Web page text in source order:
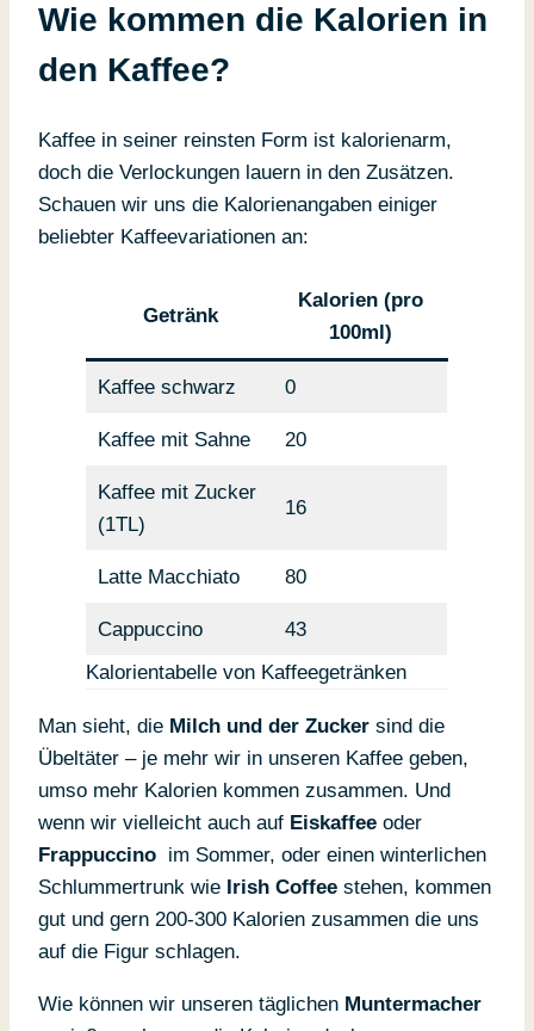
Wie kommen die Kalorien in
den Kaffee?
Kaffee in seiner reinsten Form ist kalorienarm,
doch die Verlockungen lauern in den Zusätzen.
Schauen wir uns die Kalorienangaben einiger
beliebter Kaffeevariationen an:
Getränk
Kalorien (pro
100ml)
Kaffee schwarz 0
Kaffee mit Sahne 20
Kaffee mit Zucker
(1TL)
16
Latte Macchiato 80
Cappuccino
43
Kalorientabelle von Kaffeegetränken
Man sieht, die Milch und der Zucker sind die
Übeltäter – je mehr wir in unseren Kaffee geben,
umso mehr Kalorien kommen zusammen. Und
wenn wir vielleicht auch auf Eiskaffee oder
Frappuccino im Sommer, oder einen winterlichen
Schlummertrunk wie Irish Coffee stehen, kommen
gut und gern 200-300 Kalorien zusammen die uns
auf die Figur schlagen.
Wie können wir unseren täglichen Muntermacher